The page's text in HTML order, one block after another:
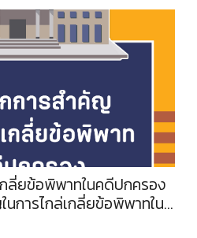
ลี่ยข้อพิพาทในคดีปกครอง
การไกล่เกลี่ยข้อพิพาทใน